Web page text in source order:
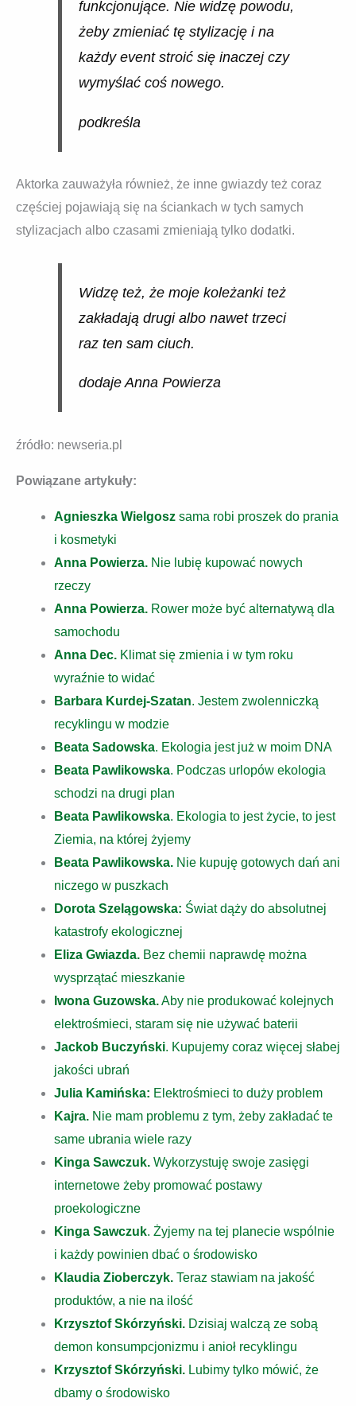
funkcjonujące. Nie widzę powodu,
żeby zmieniać tę stylizację i na
każdy event stroić się inaczej czy
wymyślać coś nowego.
podkreśla
Aktorka zauważyła również, że inne gwiazdy też coraz
częściej pojawiają się na ściankach w tych samych
stylizacjach albo czasami zmieniają tylko dodatki.
Widzę też, że moje koleżanki też
zakładają drugi albo nawet trzeci
raz ten sam ciuch.
dodaje Anna Powierza
źródło: newseria.pl
Powiązane artykuły:
Agnieszka Wielgosz sama robi proszek do prania
i kosmetyki
Anna Powierza. Nie lubię kupować nowych
rzeczy
Anna Powierza. Rower może być alternatywą dla
samochodu
Anna Dec. Klimat się zmienia i w tym roku
wyraźnie to widać
Barbara Kurdej-Szatan. Jestem zwolenniczką
recyklingu w modzie
Beata Sadowska. Ekologia jest już w moim DNA
Beata Pawlikowska. Podczas urlopów ekologia
schodzi na drugi plan
Beata Pawlikowska. Ekologia to jest życie, to jest
Ziemia, na której żyjemy
Beata Pawlikowska. Nie kupuję gotowych dań ani
niczego w puszkach
Dorota Szelągowska: Świat dąży do absolutnej
katastrofy ekologicznej
Eliza Gwiazda. Bez chemii naprawdę można
wysprzątać mieszkanie
Iwona Guzowska.Aby nie produkować kolejnych
elektrośmieci, staram się nie używać baterii
Jackob Buczyński. Kupujemy coraz więcej słabej
jakości ubrań
Julia Kamińska: Elektrośmieci to duży problem
Kajra. Nie mam problemu z tym, żeby zakładać te
same ubrania wiele razy
Kinga Sawczuk. Wykorzystuję swoje zasięgi
internetowe żeby promować postawy
proekologiczne
Kinga Sawczuk. Żyjemy na tej planecie wspólnie
i każdy powinien dbać o środowisko
Klaudia Zioberczyk. Teraz stawiam na jakość
produktów, a nie na ilość
Krzysztof Skórzyński. Dzisiaj walczą ze sobą
demon konsumpcjonizmu i anioł recyklingu
Krzysztof Skórzyński. Lubimy tylko mówić, że
dbamy o środowisko